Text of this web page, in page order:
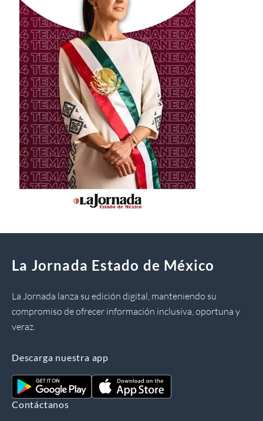
La Jornada Estado de México
La Jornada lanza su edición digital, manteniendo su
compromiso de ofrecer información inclusiva, oportuna y
veraz.
Descarga nuestra app
Contáctanos